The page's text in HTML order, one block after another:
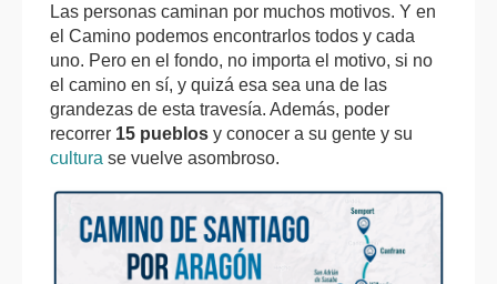
Las personas caminan por muchos motivos. Y en
el Camino podemos encontrarlos todos y cada
uno. Pero en el fondo, no importa el motivo, si no
el camino en sí, y quizá esa sea una de las
grandezas de esta travesía. Además, poder
recorrer 15 pueblos y conocer a su gente y su
cultura se vuelve asombroso.